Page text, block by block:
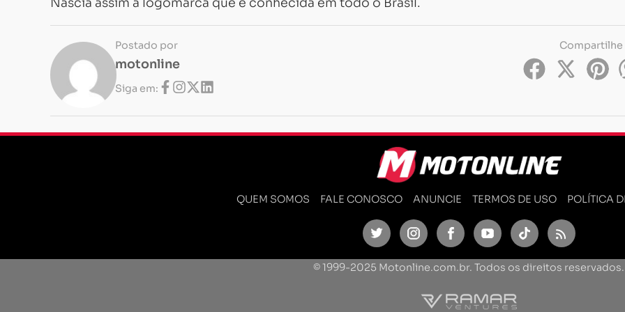
Postado por
motonline
Siga em:
Compartilhe
QUEM SOMOS FALE CONOSCO ANUNCIE TERMOS DE USO POLÍTICA
Twitter InstagramFacebookYoutubeTikTok Feed
© 1999-2025 Motonline.com.br. Todos os direitos reservados.